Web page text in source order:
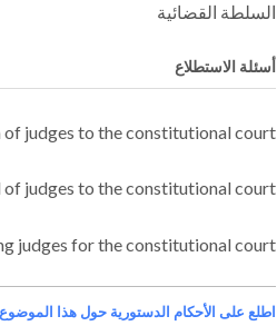
السلطة القضائية
أسئلة الاستطلاع
judges to the constitutional court?
judges to the constitutional court?
judges for the constitutional court?
اطلع على الأحكام الدستورية حول هذا الموضوع